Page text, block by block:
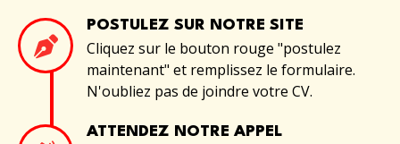
POSTULEZ SUR NOTRE SITE
Cliquez sur le bouton rouge "postulez
maintenant" et remplissez le formulaire.
N'oubliez pas de joindre votre CV.
ATTENDEZ NOTRE APPEL